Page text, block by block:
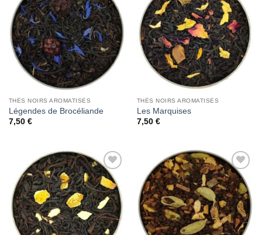
Add to
Wishlist
THÉS NOIRS AROMATISÉS
Légendes de Brocéliande
7,50 €
Add to
Wishlist
THÉS NOIRS AROMATISÉS
Les Marquises
7,50 €
Add to
Wishlist
Add to
Wishlist